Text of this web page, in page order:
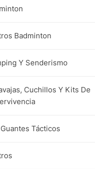
Badminton
Y Senderismo
Cuchillos Y Kits De
Guantes Tácticos